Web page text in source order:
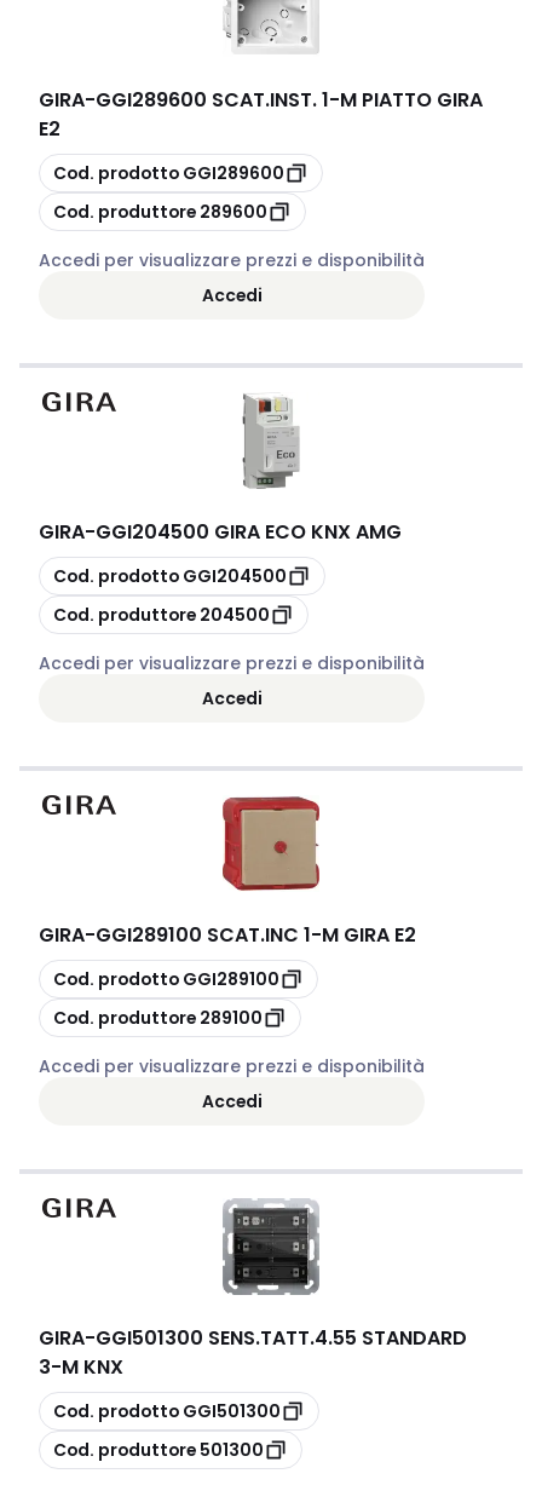
GIRA-GGI289600 SCAT.INST. 1-M PIATTO GIRA
E2
copia
Cod. prodotto GGI289600
copia
Cod. produttore 289600
Accedi per visualizzare prezzi e disponibilità
Accedi
GIRA-GGI204500 GIRA ECO KNX AMG
copia
Cod. prodotto GGI204500
copia
Cod. produttore 204500
Accedi per visualizzare prezzi e disponibilità
Accedi
GIRA-GGI289100 SCAT.INC 1-M GIRA E2
copia
Cod. prodotto GGI289100
copia
Cod. produttore 289100
Accedi per visualizzare prezzi e disponibilità
Accedi
GIRA-GGI501300 SENS.TATT.4.55 STANDARD
3-M KNX
copia
Cod. prodotto GGI501300
copia
Cod. produttore 501300